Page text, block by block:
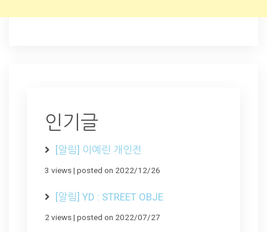
인기글
[알림] 이예린 개인전
3 views| posted on 2022/12/26
[알림] YD : STREET OBJE
2 views| posted on 2022/07/27